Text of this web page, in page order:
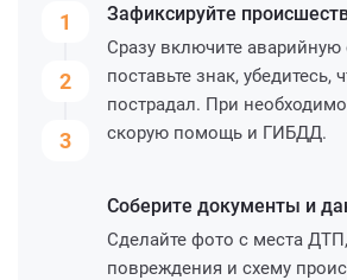
1
2
3
Зафиксируйте
Сразу включите
поставьте знак, убедитесь,
пострадал. При
скорую помощь и ГИБДД.
Соберите документы и
Сделайте фото с места
повреждения и схему